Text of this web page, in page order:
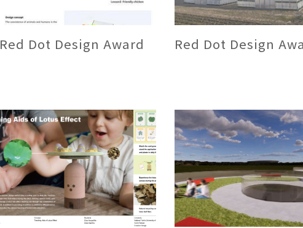
Red Dot Design Award Red Dot Design